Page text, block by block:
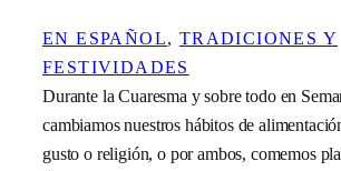
EN ESPAÑOL, TRADICIONES Y
FESTIVIDADES
Durante la Cuaresma y sobre todo en
cambiamos nuestros hábitos de
gusto o religión, o por ambos, comemos